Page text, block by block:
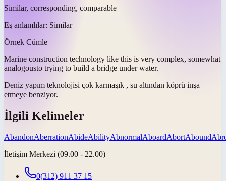
Similar, corresponding, comparable
Eş anlamlılar: Similar
Örnek Cümle
Marine construction technology like this is very complex, somewhat
analogousto trying to build a bridge under water.
Deniz yapım teknolojisi çok karmaşık , su altından köprü inşa
etmeye benziyor.
İlgili Kelimeler
AbandonAberrationAbideAbilityAbnormalAboardAbortAbound
İletişim Merkezi (09.00 - 22.00)
0(312) 911 37 15